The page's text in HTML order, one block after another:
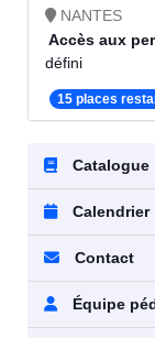
NANTES
Accès aux
défini
15 places
Catalogue
Calendrier
Contact
Équipe